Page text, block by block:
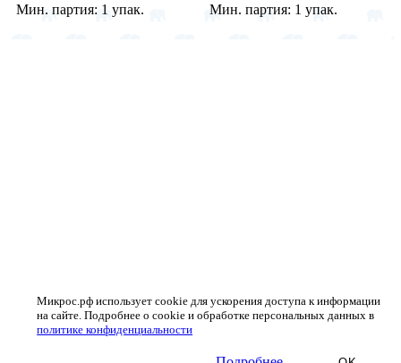
Мин. партия: 1 упак. Мин. партия: 1 упак.
Микрос.рф использует cookie для ускорения доступа к информации
на сайте. Подробнее о cookie и обработке персональных данных в
политике конфиденциальности